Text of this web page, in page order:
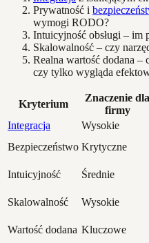
Prywatność i
wymogi RODO?
Intuicyjność obsługi – im
Skalowalność – czy
Realna wartość dodana
czy tylko wygląda
Kryterium
Znaczenie dla
firmy
Integracja
Wysokie
Bezpieczeństwo Krytyczne
Intuicyjność
Średnie
Skalowalność
Wysokie
Wartość dodana Kluczowe